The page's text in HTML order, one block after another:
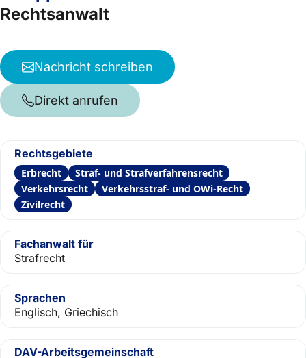
Rechtsanwalt
Nachricht schreiben
Direkt anrufen
Rechtsgebiete
Erbrecht
Straf- und Strafverfahrensrecht
Verkehrsrecht
Verkehrsstraf- und OWi-Recht
Zivilrecht
Fachanwalt für
Strafrecht
Sprachen
Englisch, Griechisch
DAV-Arbeitsgemeinschaft